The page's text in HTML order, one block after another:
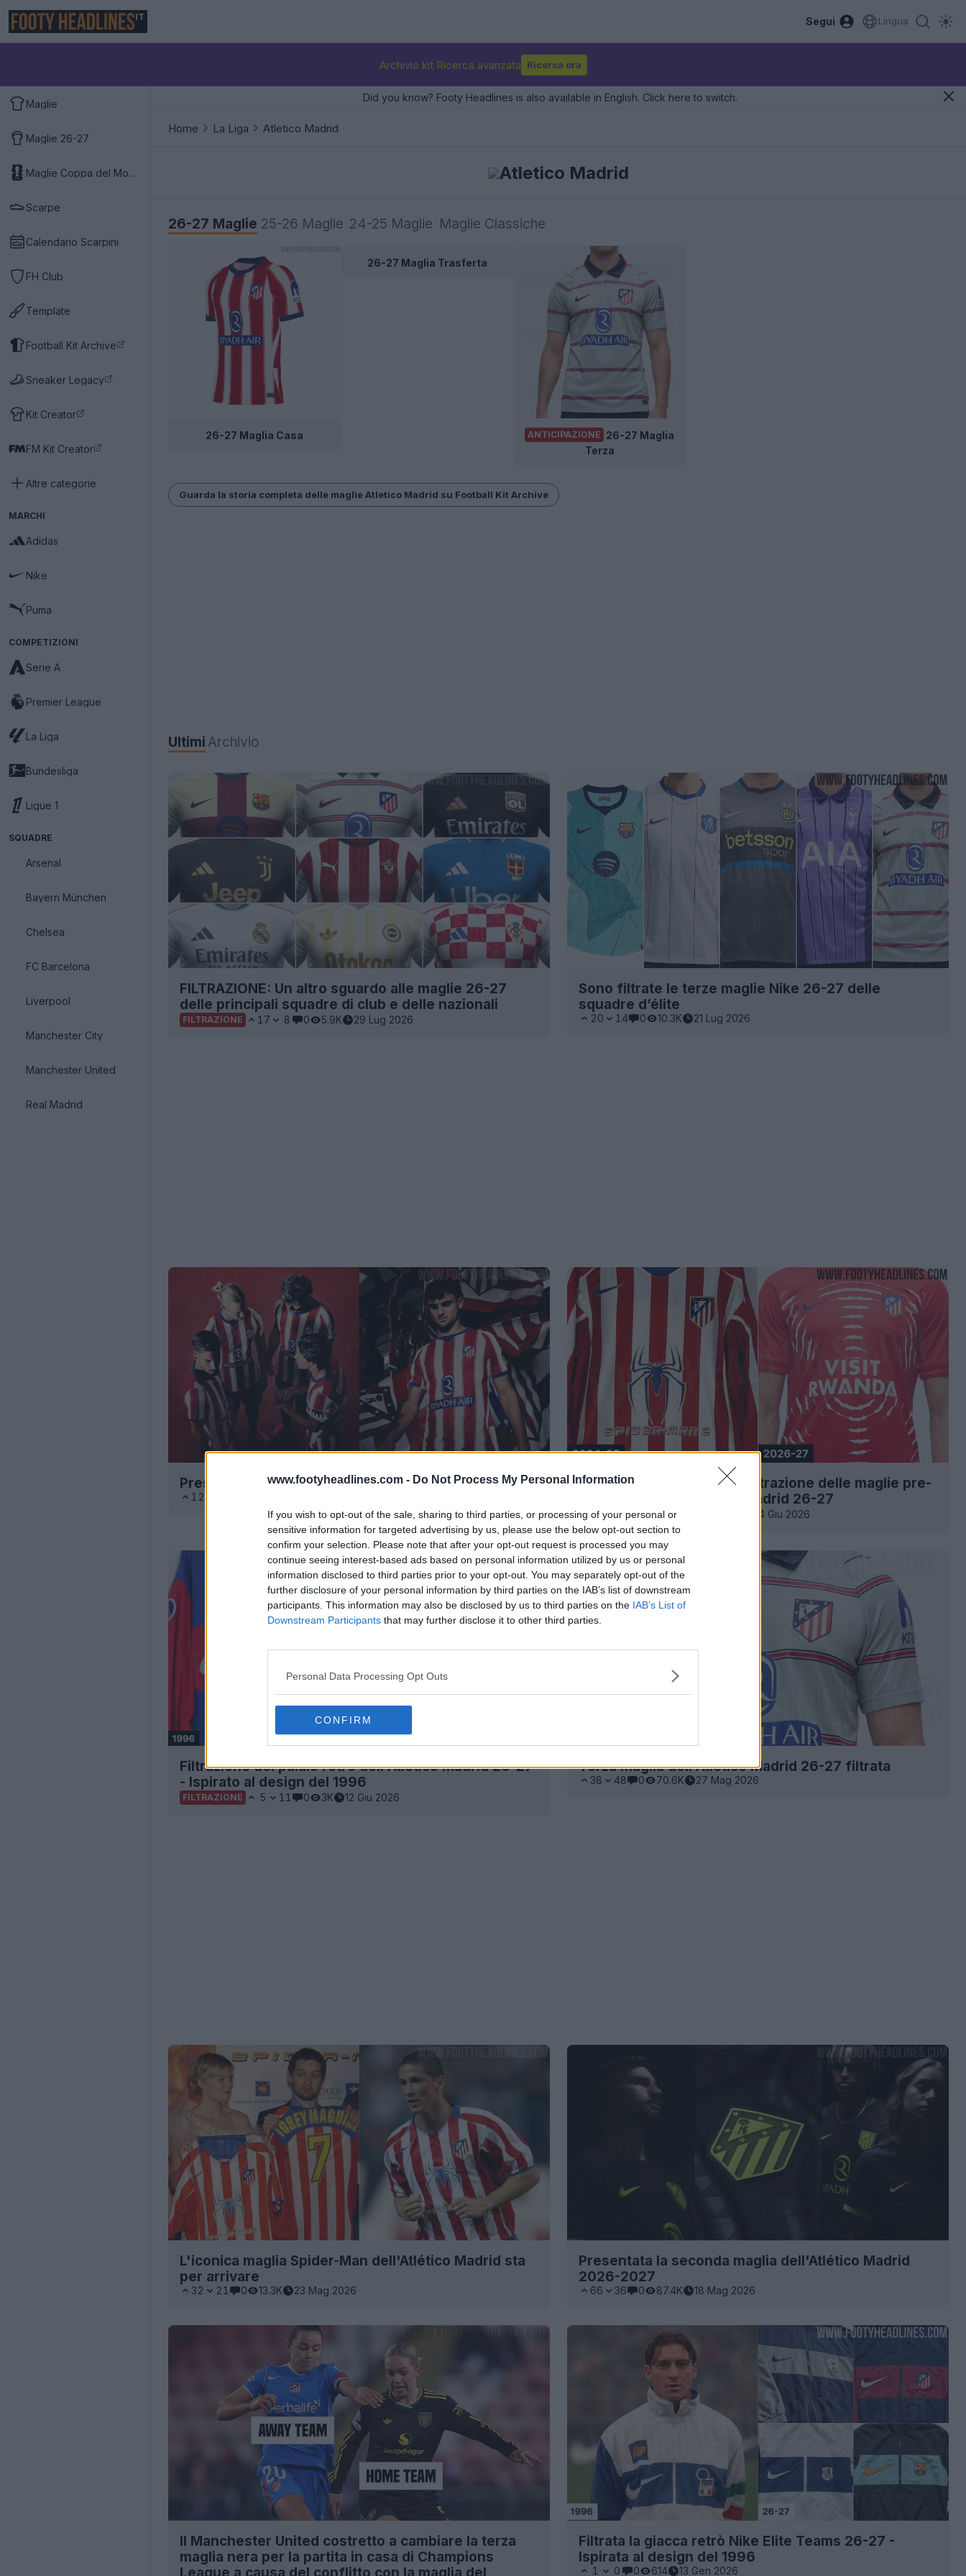
www.footyheadlines.com - Do Not Process My Personal Information
If you wish to opt-out of the sale, sharing to third parties, or processing of your personal or
sensitive information for targeted advertising by us, please use the below opt-out section to
confirm your selection. Please note that after your opt-out request is processed you may
continue seeing interest-based ads based on personal information utilized by us or personal
information disclosed to third parties prior to your opt-out. You may separately opt-out of the
further disclosure of your personal information by third parties on the IAB’s list of downstream
participants. This information may also be disclosed by us to third parties on the IAB’s List of
Downstream Participants that may further disclose it to other third parties.
Personal Data Processing Opt Outs
CONFIRM
IT Segui Lingua
Archivio kit Ricerca avanzata Ricerca ora
Maglie
Maglie 26-27
Maglie Coppa del Mondo 2026
Scarpe
Calendario Scarpini
FH Club
Template
Football Kit Archive
Sneaker Legacy
Kit Creator
FM Kit Creator
Altre categorie
MARCHI
Adidas
Nike
Puma
COMPETIZIONI
Serie A
Premier League
La Liga
Bundesliga
Ligue 1
SQUADRE
Arsenal
Bayern München
Chelsea
FC Barcelona
Liverpool
Manchester City
Manchester United
Real Madrid
Did you know? Footy Headlines is also available in English. Click here to switch.
Home La Liga Atletico Madrid
Atletico Madrid
26-27 Maglie 25-26 Maglie 24-25 Maglie Maglie Classiche
26-27 Maglia Casa
26-27 Maglia Trasferta
ANTICIPAZIONE 26-27 Maglia
Terza
Guarda la storia completa delle maglie Atletico Madrid su Football Kit Archive
Ultimi Archivio
FILTRAZIONE: Un altro sguardo alle maglie 26-27
delle principali squadre di club e delle nazionali
FILTRAZIONE 17 8 0 5.9K 29 Lug 2026
Sono filtrate le terze maglie Nike 26-27 delle
squadre d’élite
20 14 0 10.3K 21 Lug 2026
Presentata la prima maglia dell’Atlético Madrid 26-27
129
Ispirate a Spider-Man: la filtrazione delle maglie pre-
partita Nike dell'Atlético Madrid 26-27
FILTRAZIONE 31 14 Giu 2026
Filtrazione del palaio retro dell'Atlético Madrid 26-27
- Ispirato al design del 1996
FILTRAZIONE 5 11 0 3K 12 Giu 2026
Terza maglia dell'Atlético Madrid 26-27 filtrata
38 48 0 70.6K 27 Mag 2026
L'iconica maglia Spider-Man dell'Atlético Madrid sta
per arrivare
32 21 0 13.3K 23 Mag 2026
Presentata la seconda maglia dell'Atlético Madrid
2026-2027
66 36 0 87.4K 18 Mag 2026
Il Manchester United costretto a cambiare la terza
maglia nera per la partita in casa di Champions
Filtrata la giacca retrò Nike Elite Teams 26-27 -
Ispirata al design del 1996
1 0 0 614 13 Gen 2026